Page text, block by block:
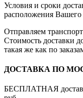
Условия и сроки
расположения Вашего
Отправляем
Стоимость доставки
такая же как по
ДОСТАВКА ПО
БЕСПЛАТНАЯ